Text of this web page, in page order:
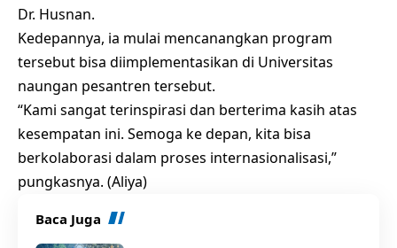
Dr. Husnan.
Kedepannya, ia mulai mencanangkan program
tersebut bisa diimplementasikan di Universitas
naungan pesantren tersebut.
“Kami sangat terinspirasi dan berterima kasih atas
kesempatan ini. Semoga ke depan, kita bisa
berkolaborasi dalam proses internasionalisasi,”
pungkasnya. (Aliya)
Baca Juga